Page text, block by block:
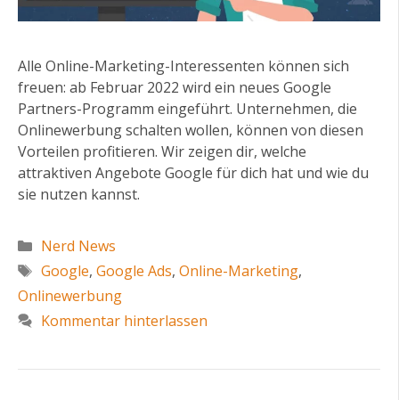
Alle Online-Marketing-Interessenten können sich
freuen: ab Februar 2022 wird ein neues Google
Partners-Programm eingeführt. Unternehmen, die
Onlinewerbung schalten wollen, können von diesen
Vorteilen profitieren. Wir zeigen dir, welche
attraktiven Angebote Google für dich hat und wie du
sie nutzen kannst.
Kategorien
Nerd News
Schlagwörter
Google, Google Ads, Online-Marketing,
Onlinewerbung
Kommentar hinterlassen